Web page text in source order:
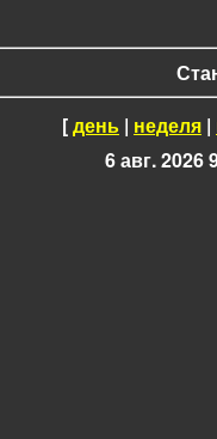
[день | неделя |
6 авг. 2026